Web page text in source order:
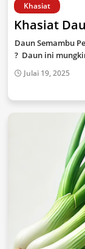
Khasiat
Khasiat
Daun Semambu
? Daun ini
Julai 19, 2025